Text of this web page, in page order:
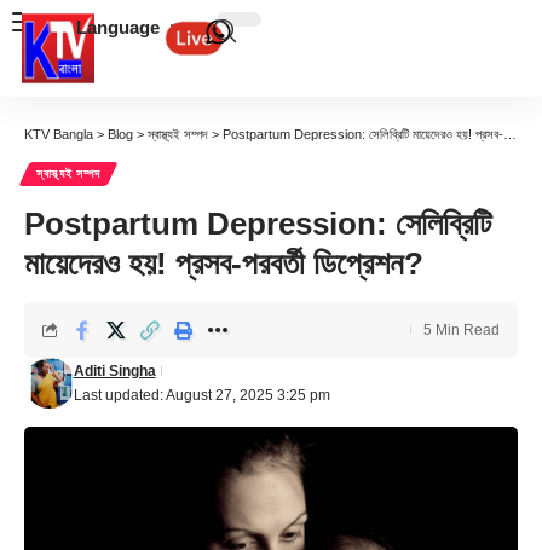
Language
KTV Bangla > Blog > স্বাস্থ্যই সম্পদ > Postpartum Depression: সেলিব্রিটি মায়েদেরও হয়! প্রসব-পরবর্তী ডিপ্রেশন?
স্বাস্থ্যই সম্পদ
Postpartum Depression: সেলিব্রিটি
মায়েদেরও হয়! প্রসব-পরবর্তী ডিপ্রেশন?
Last updated: August 27, 2025 3:25 pm
Aditi Singha
5 Min Read